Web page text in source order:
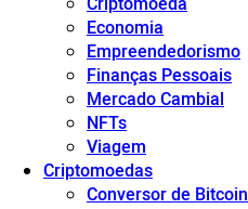
Economia
Empreendedorismo
Finanças Pessoais
Mercado Cambial
NFTs
Viagem
Criptomoedas
Conversor de Bitcoin